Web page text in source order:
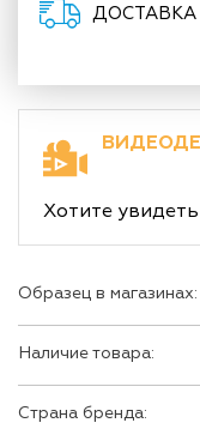
Хотите
Образец в магазинах:
Наличие товара:
Страна бренда:
ДОСТАВКА